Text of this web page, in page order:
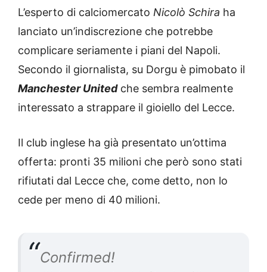
L’esperto di calciomercato Nicolò Schira ha
lanciato un’indiscrezione che potrebbe
complicare seriamente i piani del Napoli.
Secondo il giornalista, su Dorgu è pimobato il
Manchester Unitedche sembra realmente
interessato a strappare il gioiello del Lecce.
Il club inglese ha già presentato un’ottima
offerta: pronti 35 milioni che però sono stati
rifiutati dal Lecce che, come detto, non lo
cede per meno di 40 milioni.
Confirmed!